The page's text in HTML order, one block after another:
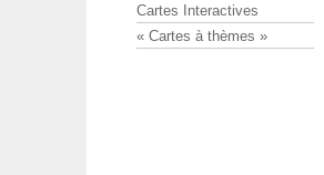
Cartes Interactives
« Cartes à thèmes »